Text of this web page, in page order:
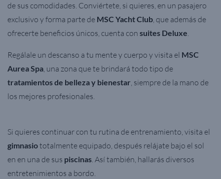
de sus comodidades. Conviértete, si quieres, en un pasajero
exclusivo y forma parte de MSC Yacht Club, que además de
ofrecerte beneficios únicos, cuenta con suites Deluxe.
Regálale un descanso a tu mente y cuerpo y visita el MSC
Aurea Spa, una zona que te brindará todo tipo de
tratamientos de belleza y bienestar, siempre de la mano de
los mejores profesionales.
Si quieres continuar con tu rutina de entrenamiento, visita el
gimnasiototalmente equipado, después relájate bajo el sol
en en una de sus piscinas. Así también, hallarás diversos
entretenimientos a bordo.